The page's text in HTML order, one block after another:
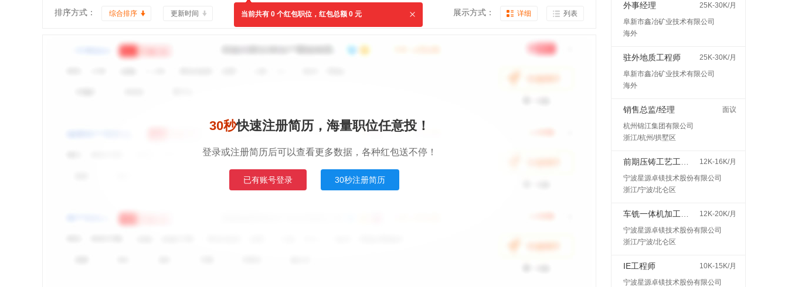
当前共有 0 个红包职位，红包总额 0 元
排序方式： 综合排序 更新时间 展示方式： 详细 列表
30秒快速注册简历，海量职位任意投！
登录或注册简历后可以查看更多数据，各种红包送不停！
已有账号登录 30秒注册简历
外事经理
25K-30K/月
阜新市鑫冶矿业技术有限公司
海外
驻外地质工程师
25K-30K/月
阜新市鑫冶矿业技术有限公司
海外
销售总监/经理
面议
杭州锦江集团有限公司
浙江/杭州/拱墅区
12K-16K/月
宁波星源卓镁技术股份有限公司
浙江/宁波/北仑区
12K-20K/月
宁波星源卓镁技术股份有限公司
浙江/宁波/北仑区
IE工程师
10K-15K/月
宁波星源卓镁技术股份有限公司